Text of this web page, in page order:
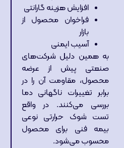
افزایش هزینه گارانتی
فراخوان محصول از
بازار
آسیب ایمنی
به همین دلیل شرکت‌های
صنعتی پیش از عرضه
محصول، مقاومت آن را در
برابر تغییرات ناگهانی دما
بررسی می‌کنند. در واقع
تست شوک حرارتی نوعی
بیمه فنی برای محصول
محسوب می‌شود.